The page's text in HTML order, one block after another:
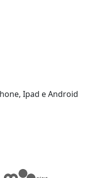
Ipad e Android